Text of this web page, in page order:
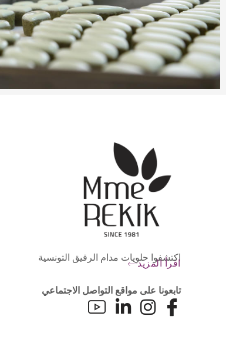
اكتشفوا حلويات مدام الرقيق التونسية
اقرأ المزيد
تابعونا على مواقع التواصل الاجتماعي